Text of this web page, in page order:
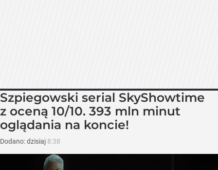
Szpiegowski serial SkyShowtime
z oceną 10/10. 393 mln minut
oglądania na koncie!
Dodano:dzisiaj 8:38